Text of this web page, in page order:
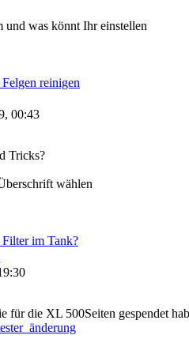
und was könnt Ihr einstellen
Felgen reinigen
00:43
Tricks?
wählen
Filter im Tank?
Beitrag
für die XL 500Seiten gespendet